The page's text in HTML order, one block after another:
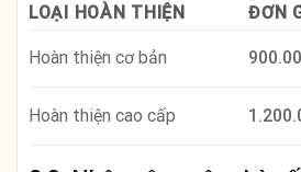
LOẠI HOÀN THIỆN ĐƠN
Hoàn thiện cơ bản
Hoàn thiện cao cấp